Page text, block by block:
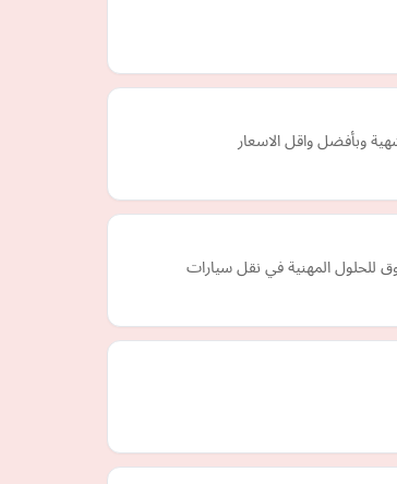
وبأفضل واقل الاسعار
للحلول المهنية في نقل سيارات